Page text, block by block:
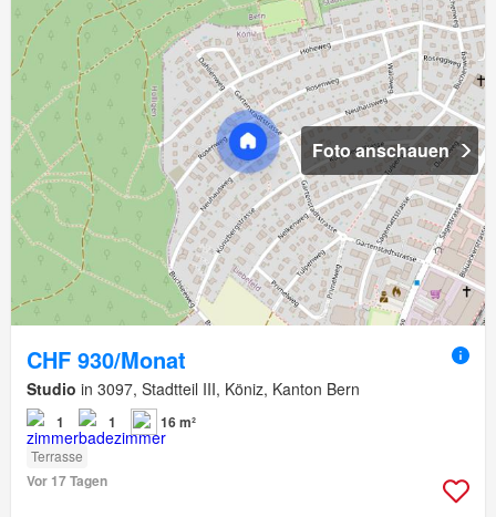
Foto anschauen
CHF 930/Monat
Studio in 3097, Stadtteil III, Köniz, Kanton Bern
1 1 16 m²
Terrasse
Vor 17 Tagen